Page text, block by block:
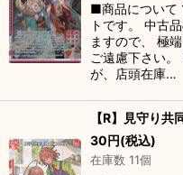
■商品について
トです。 中古
ますので、 極
ご遠慮下さい
が、店頭在庫…
【R】見守り
30円(税込)
在庫数 11個